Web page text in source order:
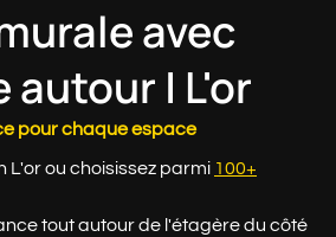
avec
autour | L'or
pour chaque espace
L'or ou choisissez parmi 100+
tout autour de l'étagère du côté